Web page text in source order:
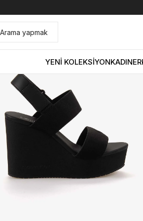
YENİ KOLEKSİYONKADIN
KADIN AYAKKABI Sandalet Calvin Klein